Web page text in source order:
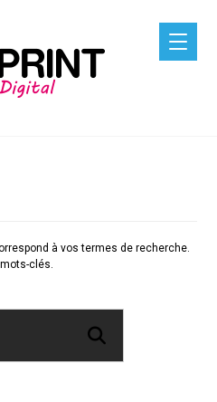
à vos termes de recherche.
clés.